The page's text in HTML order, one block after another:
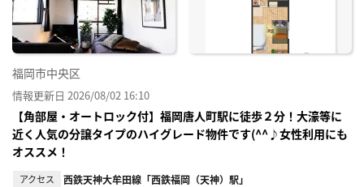
福岡市中央区
情報更新日 2026/08/02 16:10
【角部屋・オートロック付】福岡唐人町駅に徒歩２分！大濠等に
近く人気の分譲タイプのハイグレード物件です(^^♪女性利用にも
オススメ！
アクセス 西鉄天神大牟田線「西鉄福岡（天神）駅」